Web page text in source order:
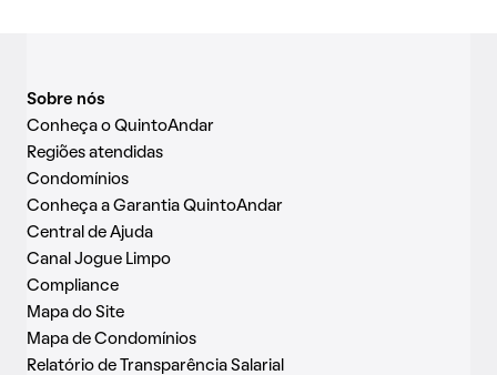
Sobre nós
Conheça o QuintoAndar
Regiões atendidas
Condomínios
Conheça a Garantia QuintoAndar
Central de Ajuda
Canal Jogue Limpo
Compliance
Mapa do Site
Mapa de Condomínios
Relatório de Transparência Salarial